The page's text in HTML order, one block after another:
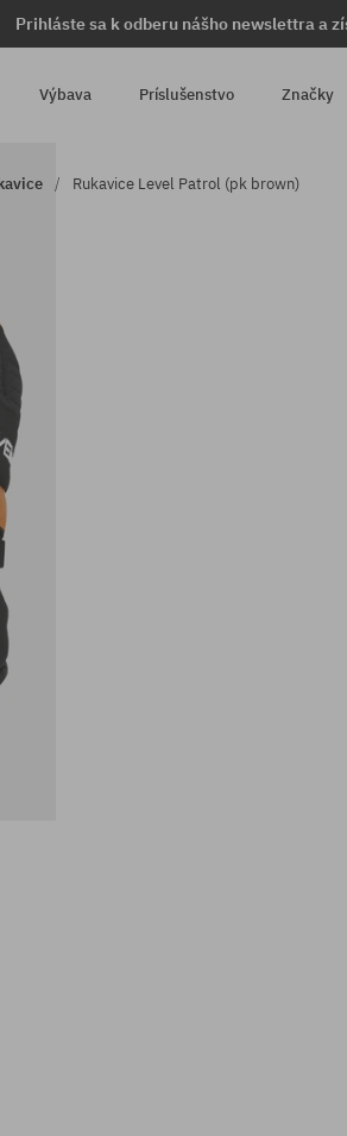
Prihláste sa k odberu nášho newslettra a
Výbava Príslušenstvo Značky
Rukavice Level Patrol (pk brown)